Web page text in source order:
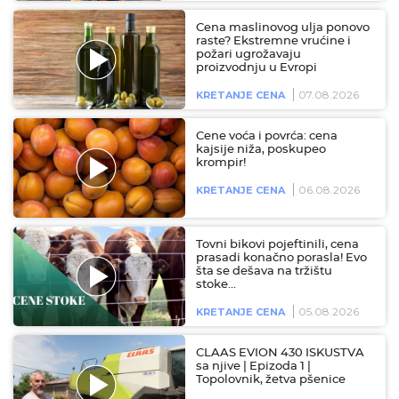
Cena maslinovog ulja ponovo
raste? Ekstremne vrućine i
požari ugrožavaju
proizvodnju u Evropi
KRETANJE CENA 07.08.2026
Cene voća i povrća: cena
kajsije niža, poskupeo
krompir!
KRETANJE CENA 06.08.2026
Tovni bikovi pojeftinili, cena
prasadi konačno porasla! Evo
šta se dešava na tržištu
stoke…
KRETANJE CENA 05.08.2026
CLAAS EVION 430 ISKUSTVA
sa njive | Epizoda 1 |
Topolovnik, žetva pšenice